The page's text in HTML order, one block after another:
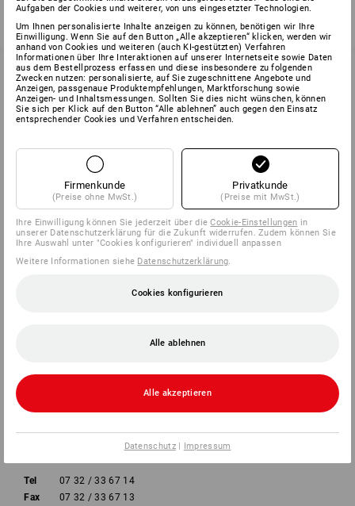
SERVICE 07 32 / 33 67 14
UNTERNEHMEN
INFORMATIONEN
Strauss Österreich GmbH
Deggendorfstraße 5
Tel
07 32 / 33 67 14
Fax
07 32 / 33 67 13
Aufgaben der Cookies und weiterer, von uns eingesetzter Technologien.
Um Ihnen personalisierte Inhalte anzeigen zu können, benötigen wir Ihre
Einwilligung. Wenn Sie auf den Button „Alle akzeptieren“ klicken, werden wir
anhand von Cookies und weiteren (auch KI-gestützten) Verfahren
Informationen über Ihre Interaktionen auf unserer Internetseite sowie Daten
aus dem Bestellprozess erfassen und diese insbesondere zu folgenden
Zwecken nutzen: personalisierte, auf Sie zugeschnittene Angebote und
Anzeigen, passgenaue Produktempfehlungen, Marktforschung sowie
Anzeigen- und Inhaltsmessungen. Sollten Sie dies nicht wünschen, können
Sie sich per Klick auf den Button “Alle ablehnen” auch gegen den Einsatz
entsprechender Cookies und Verfahren entscheiden.
Firmenkunde
(Preise ohne MwSt.)
Privatkunde
(Preise mit MwSt.)
Ihre Einwilligung können Sie jederzeit über dieCookie-Einstellungen in
unserer Datenschutzerklärung für die Zukunft widerrufen. Zudem können Sie
Ihre Auswahl unter "Cookies konfigurieren" individuell anpassen
Weitere Informationen siehe Datenschutzerklärung
Cookies konfigurieren
Alle ablehnen
Alle akzeptieren
Datenschutz| Impressum